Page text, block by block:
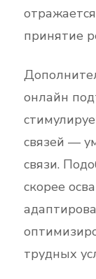
принятие
онлайн
связей —
связи.
скорее
трудных